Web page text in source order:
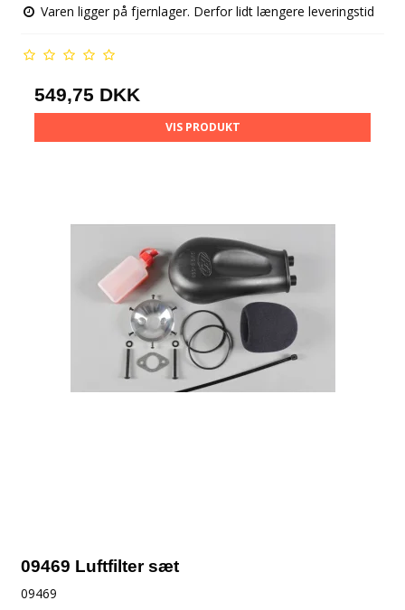
Varen ligger på fjernlager. Derfor lidt længere leveringstid
549,75 DKK
VIS PRODUKT
09469 Luftfilter sæt
09469